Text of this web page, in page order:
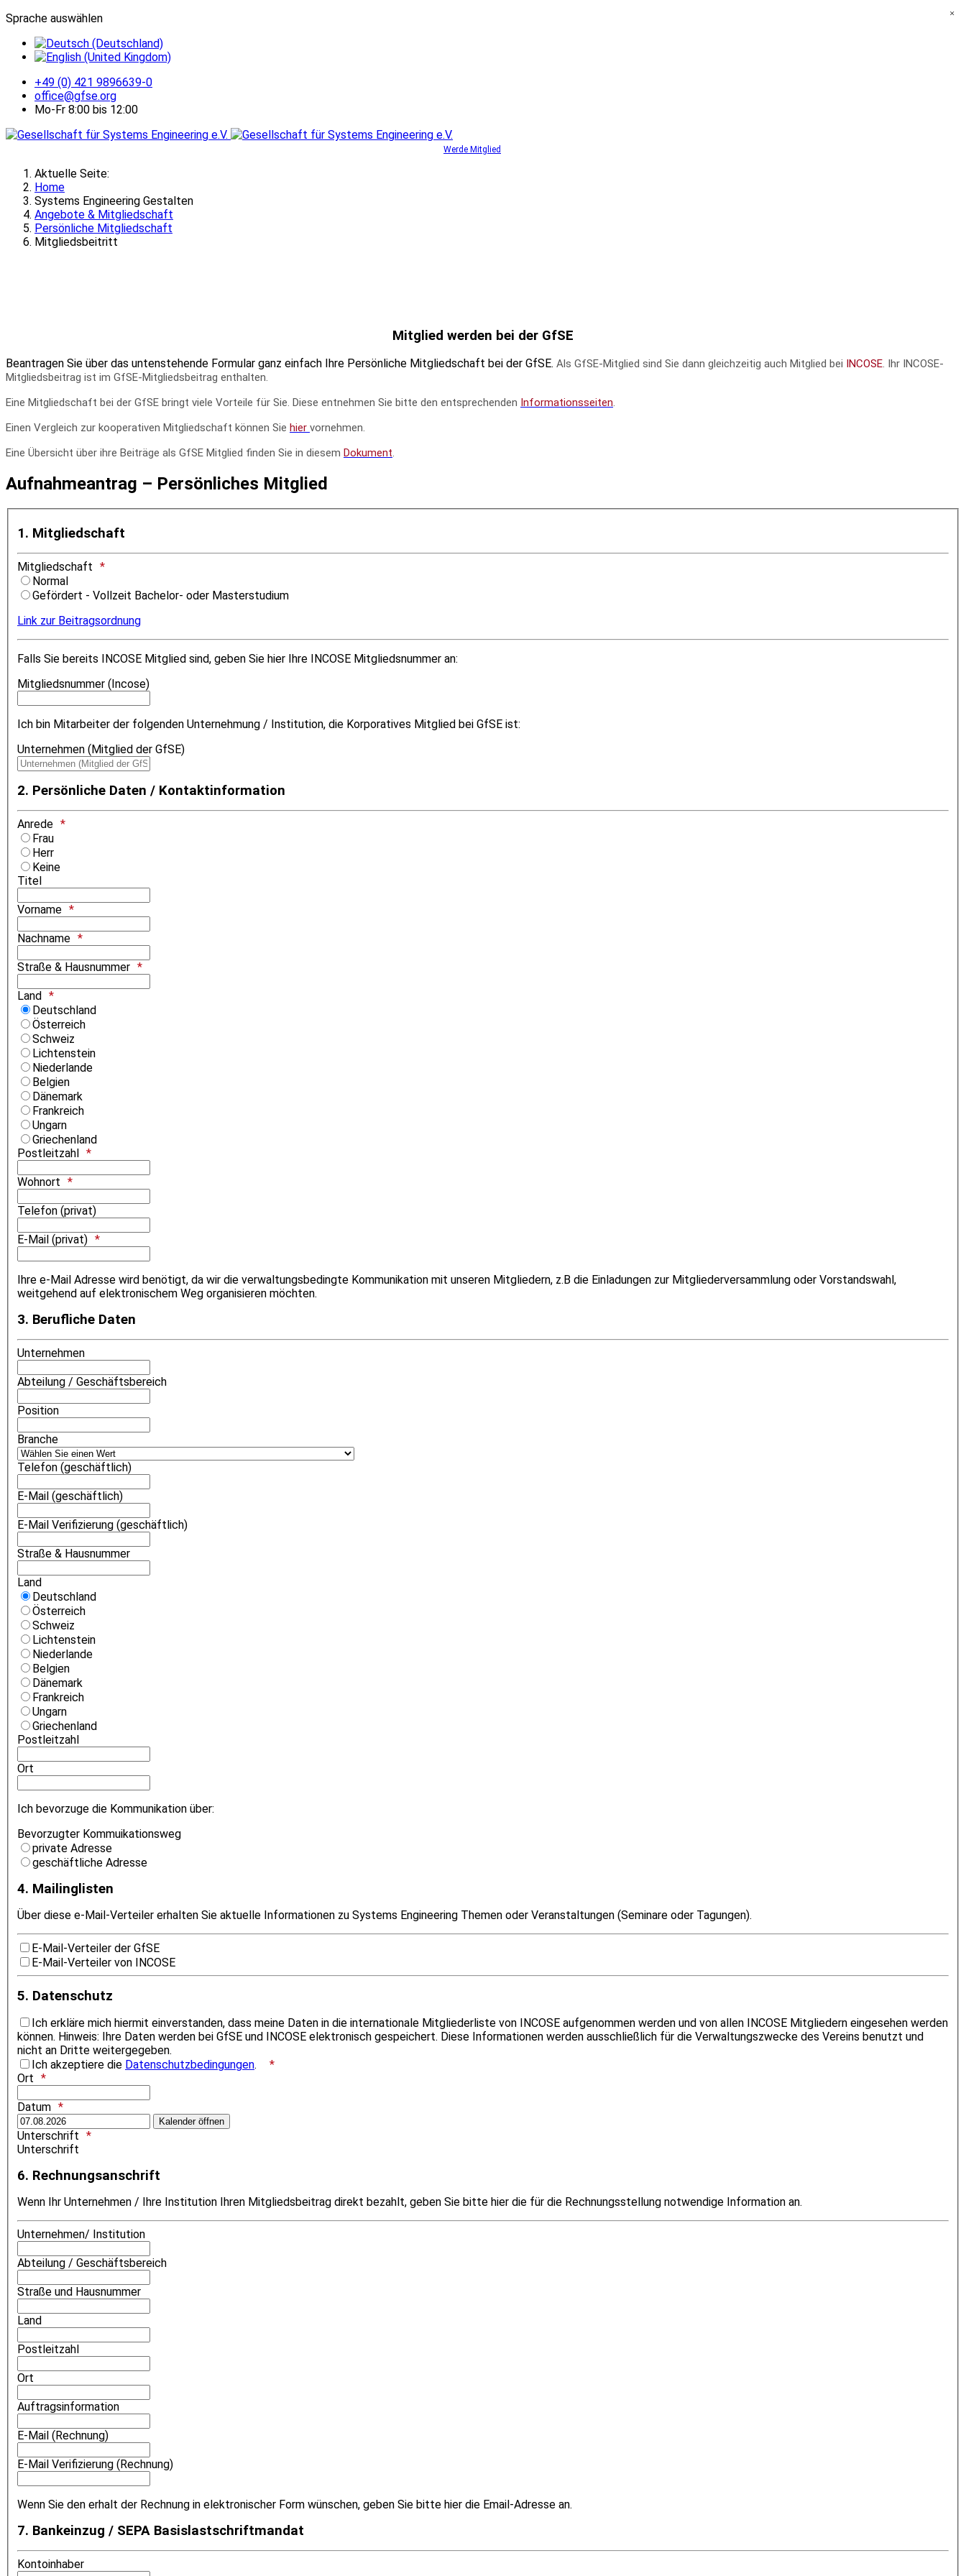
Sprache auswählen
+49 (0) 421 9896639-0
office@gfse.org
Mo-Fr 8:00 bis 12:00
Werde Mitglied
Aktuelle Seite:
Home
Systems Engineering Gestalten
Angebote & Mitgliedschaft
Persönliche Mitgliedschaft
Mitgliedsbeitritt
Mitglied werden bei der GfSE
Beantragen Sie über das untenstehende Formular ganz einfach Ihre Persönliche Mitgliedschaft bei der GfSE. Als GfSE-Mitglied sind Sie dann gleichzeitig auch Mitglied bei INCOSE. Ihr INCOSE-
Mitgliedsbeitrag ist im GfSE-Mitgliedsbeitrag enthalten.
Eine Mitgliedschaft bei der GfSE bringt viele Vorteile für Sie. Diese entnehmen Sie bitte den entsprechenden Informationsseiten.
Einen Vergleich zur kooperativen Mitgliedschaft können Sie hier vornehmen.
Eine Übersicht über ihre Beiträge als GfSE Mitglied finden Sie in diesem Dokument.
Aufnahmeantrag – Persönliches Mitglied
1. Mitgliedschaft
Mitgliedschaft
Normal
Gefördert - Vollzeit Bachelor- oder Masterstudium
Link zur Beitragsordnung
Falls Sie bereits INCOSE Mitglied sind, geben Sie hier Ihre INCOSE Mitgliedsnummer an:
Mitgliedsnummer (Incose)
Ich bin Mitarbeiter der folgenden Unternehmung / Institution, die Korporatives Mitglied bei GfSE ist:
Unternehmen (Mitglied der GfSE)
2. Persönliche Daten / Kontaktinformation
Anrede
Frau
Herr
Keine
Titel
Vorname
Nachname
Straße & Hausnummer
Land
Deutschland
Österreich
Schweiz
Lichtenstein
Niederlande
Belgien
Dänemark
Frankreich
Ungarn
Griechenland
Postleitzahl
Wohnort
Telefon (privat)
E-Mail (privat)
Ihre e-Mail Adresse wird benötigt, da wir die verwaltungsbedingte Kommunikation mit unseren Mitgliedern, z.B die Einladungen zur Mitgliederversammlung oder Vorstandswahl,
weitgehend auf elektronischem Weg organisieren möchten.
3. Berufliche Daten
Unternehmen
Abteilung / Geschäftsbereich
Position
Branche
Telefon (geschäftlich)
E-Mail (geschäftlich)
E-Mail Verifizierung (geschäftlich)
Straße & Hausnummer
Land
Deutschland
Österreich
Schweiz
Lichtenstein
Niederlande
Belgien
Dänemark
Frankreich
Ungarn
Griechenland
Postleitzahl
Ort
Ich bevorzuge die Kommunikation über:
Bevorzugter Kommuikationsweg
private Adresse
geschäftliche Adresse
4. Mailinglisten
Über diese e-Mail-Verteiler erhalten Sie aktuelle Informationen zu Systems Engineering Themen oder Veranstaltungen (Seminare oder Tagungen).
E-Mail-Verteiler der GfSE
E-Mail-Verteiler von INCOSE
5. Datenschutz
Ich erkläre mich hiermit einverstanden, dass meine Daten in die internationale Mitgliederliste von INCOSE aufgenommen werden und von allen INCOSE Mitgliedern eingesehen werden
können. Hinweis: Ihre Daten werden bei GfSE und INCOSE elektronisch gespeichert. Diese Informationen werden ausschließlich für die Verwaltungszwecke des Vereins benutzt und
nicht an Dritte weitergegeben.
Ich akzeptiere die Datenschutzbedingungen.
Ort
Datum
Kalender öffnen
Unterschrift
Unterschrift
6. Rechnungsanschrift
Wenn Ihr Unternehmen / Ihre Institution Ihren Mitgliedsbeitrag direkt bezahlt, geben Sie bitte hier die für die Rechnungsstellung notwendige Information an.
Unternehmen/ Institution
Abteilung / Geschäftsbereich
Straße und Hausnummer
Land
Postleitzahl
Ort
Auftragsinformation
E-Mail (Rechnung)
E-Mail Verifizierung (Rechnung)
Wenn Sie den erhalt der Rechnung in elektronischer Form wünschen, geben Sie bitte hier die Email-Adresse an.
7. Bankeinzug / SEPA Basislastschriftmandat
Kontoinhaber
×